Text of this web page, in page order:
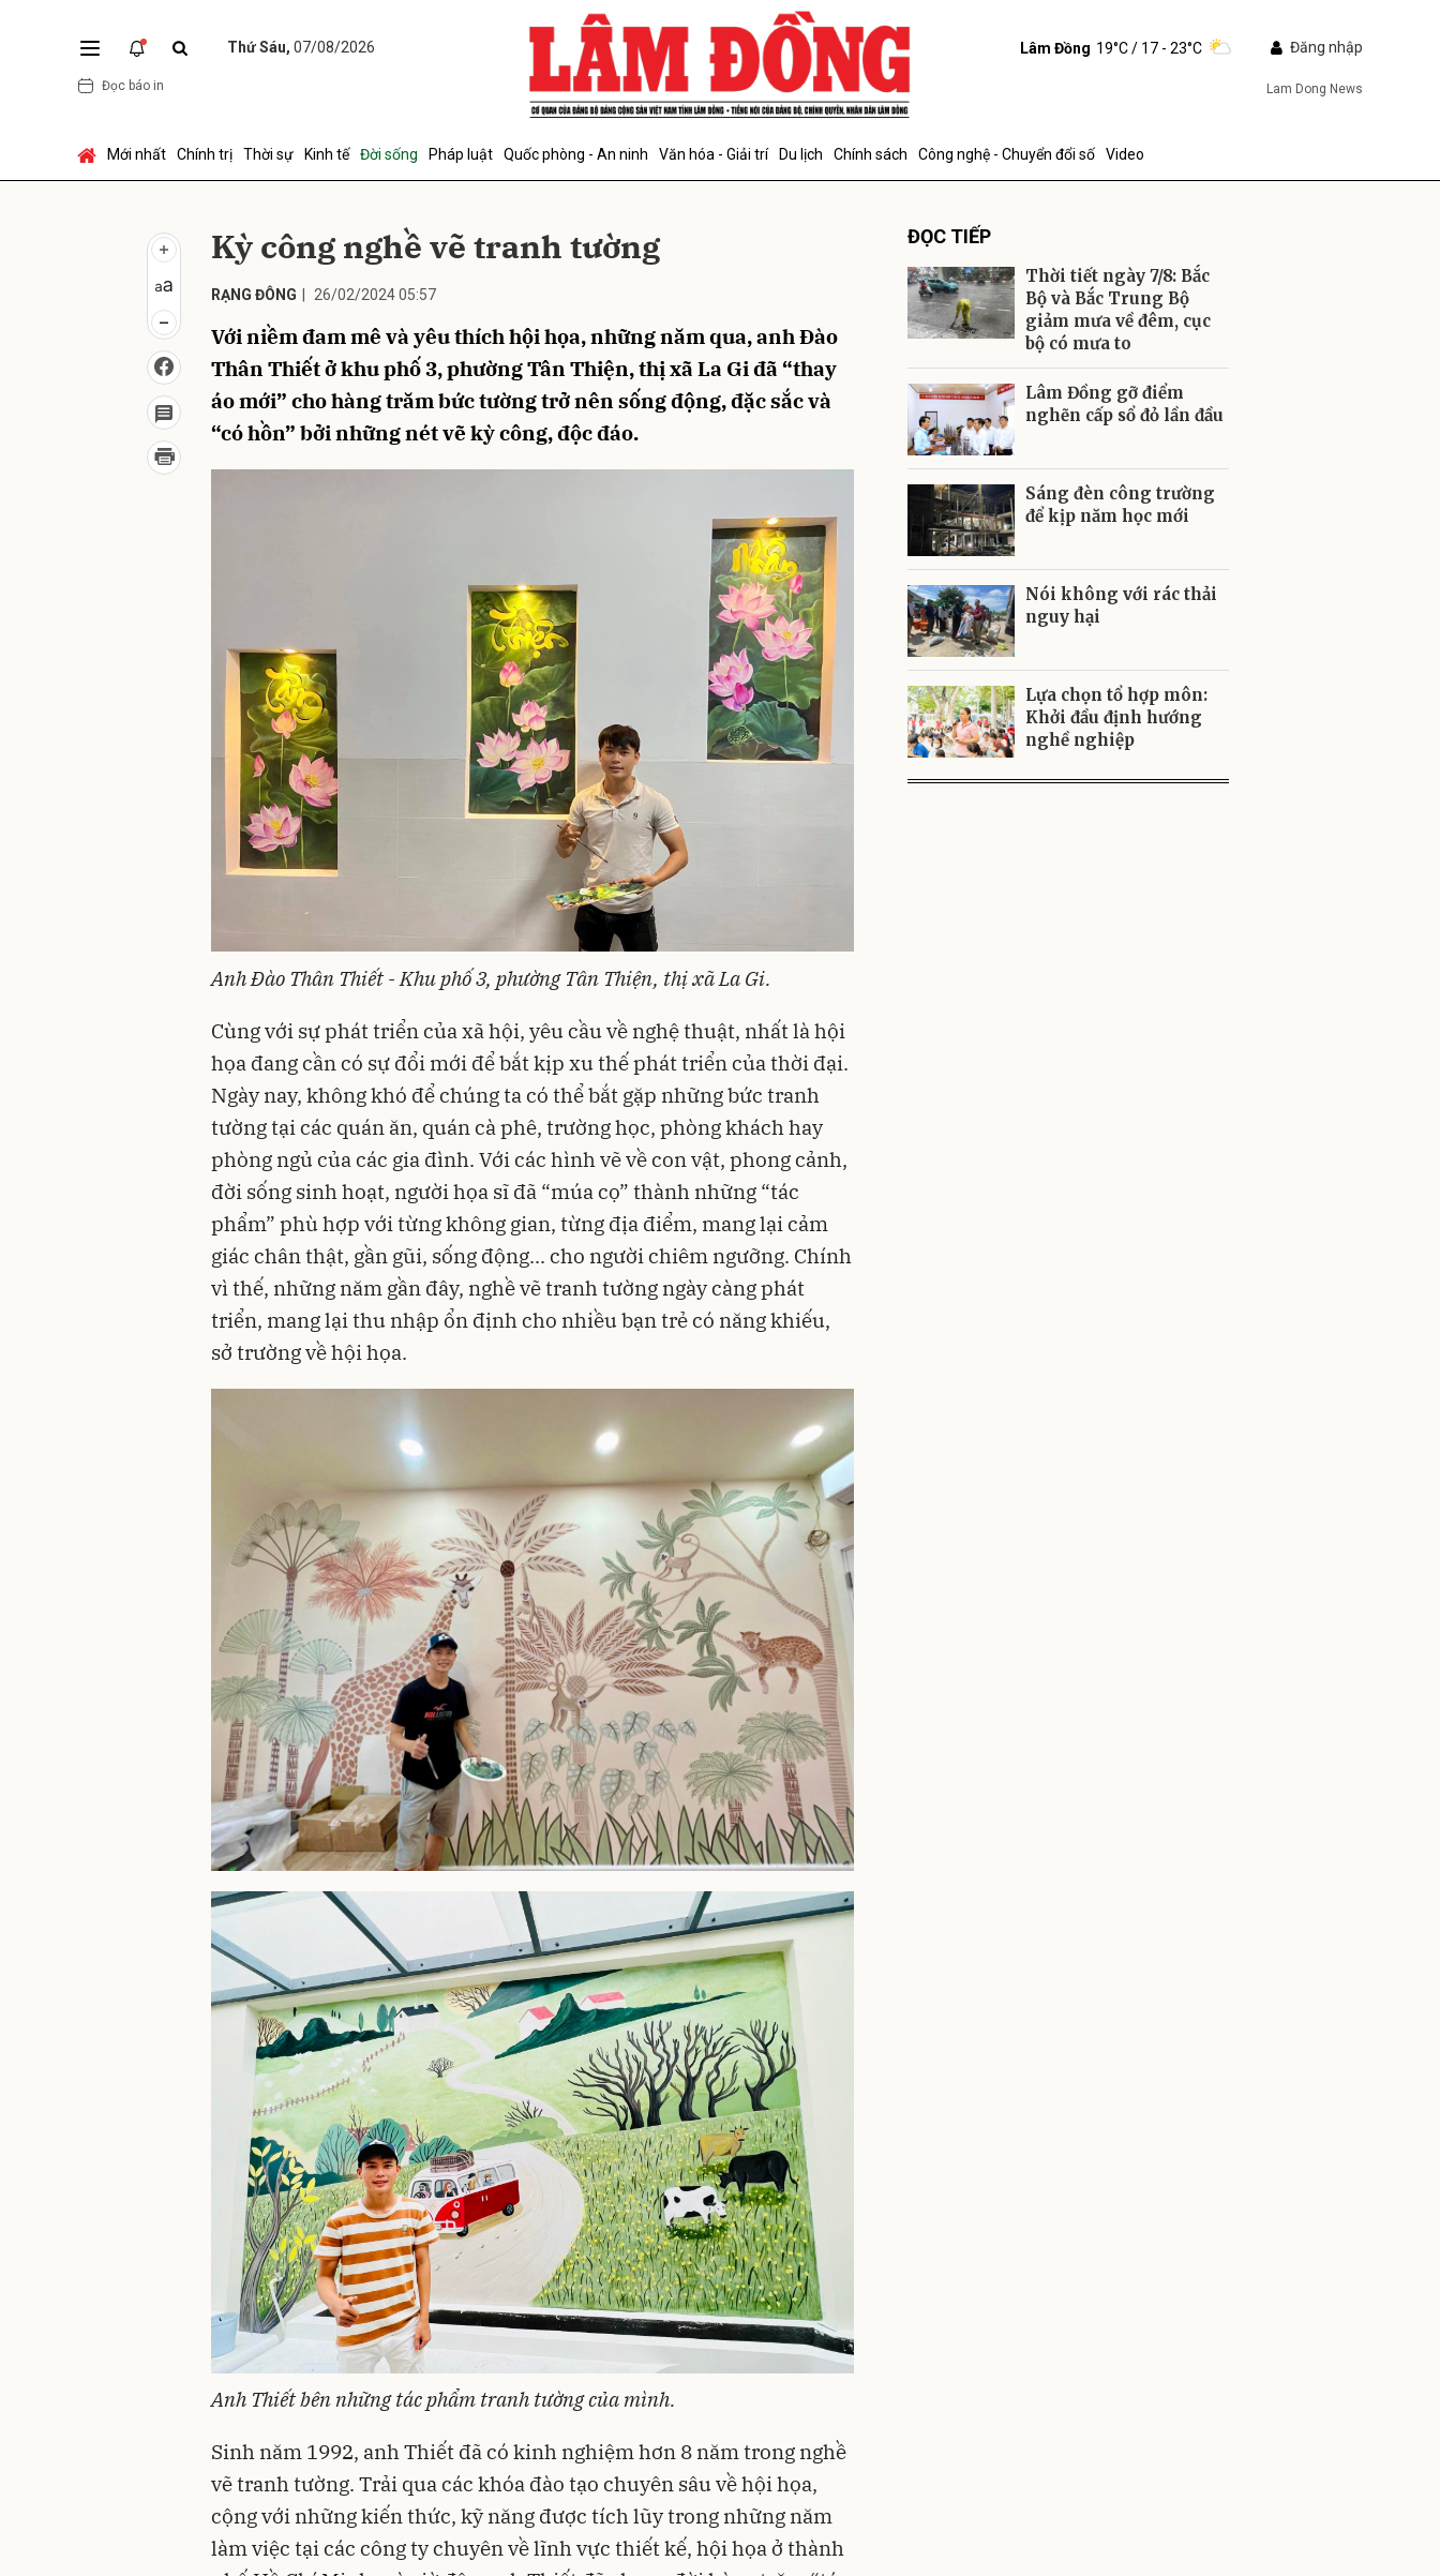
Thứ Sáu, 07/08/2026
Đọc báo in
Lâm Đồng 19°C/ 17 - 23°C Đăng nhập
Lam Dong News
Mới nhất Chính trị Thời sự Kinh tế Đời sống Pháp luật Quốc phòng - An ninh Văn hóa - Giải trí Du lịch Chính sách Công nghệ - Chuyển đổi số Video
Kỳ công nghề vẽ tranh tường
RẠNG ĐÔNG 26/02/2024 05:57
Với niềm đam mê và yêu thích hội họa, những năm qua, anh Đào
Thân Thiết ở khu phố 3, phường Tân Thiện, thị xã La Gi đã “thay
áo mới” cho hàng trăm bức tường trở nên sống động, đặc sắc và
“có hồn” bởi những nét vẽ kỳ công, độc đáo.
Anh Đào Thân Thiết - Khu phố 3, phường Tân Thiện, thị xã La Gi.
Cùng với sự phát triển của xã hội, yêu cầu về nghệ thuật, nhất là hội
họa đang cần có sự đổi mới để bắt kịp xu thế phát triển của thời đại.
Ngày nay, không khó để chúng ta có thể bắt gặp những bức tranh
tường tại các quán ăn, quán cà phê, trường học, phòng khách hay
phòng ngủ của các gia đình. Với các hình vẽ về con vật, phong cảnh,
đời sống sinh hoạt, người họa sĩ đã “múa cọ” thành những “tác
phẩm” phù hợp với từng không gian, từng địa điểm, mang lại cảm
giác chân thật, gần gũi, sống động... cho người chiêm ngưỡng. Chính
vì thế, những năm gần đây, nghề vẽ tranh tường ngày càng phát
triển, mang lại thu nhập ổn định cho nhiều bạn trẻ có năng khiếu,
sở trường về hội họa.
Anh Thiết bên những tác phẩm tranh tường của mình.
Sinh năm 1992, anh Thiết đã có kinh nghiệm hơn 8 năm trong nghề
vẽ tranh tường. Trải qua các khóa đào tạo chuyên sâu về hội họa,
cộng với những kiến thức, kỹ năng được tích lũy trong những năm
làm việc tại các công ty chuyên về lĩnh vực thiết kế, hội họa ở thành
ĐỌC TIẾP
Thời tiết ngày 7/8: Bắc
Bộ và Bắc Trung Bộ
giảm mưa về đêm, cục
bộ có mưa to
Lâm Đồng gỡ điểm
nghẽn cấp sổ đỏ lần đầu
Sáng đèn công trường
để kịp năm học mới
Nói không với rác thải
nguy hại
Lựa chọn tổ hợp môn:
Khởi đầu định hướng
nghề nghiệp
Gửi bình luận